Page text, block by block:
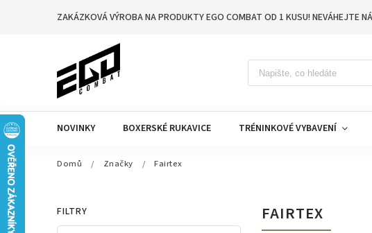
ZAKÁZKOVÁ VÝROBA NA PRODUKTY EGO COMBAT OD 1 KUSU! NEVÁHEJTE
NOVINKY BOXERSKÉ RUKAVICE TRÉNINKOVÉ VYBAVENÍ
Domů / Značky / Fairtex
FILTRY FAIRTEX